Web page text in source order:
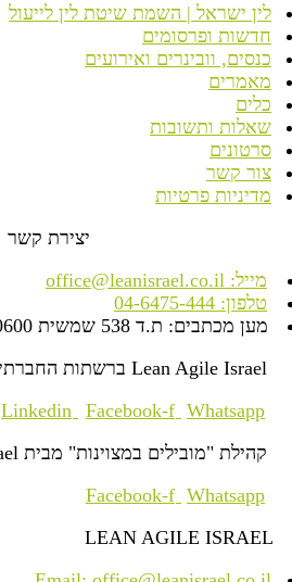
לין ישראל | השמת שיטת לין לייעול
חדשות ופרסומים
כנסים, וובינרים ואירועים
מאמרים
כלים
שאלות ותשובות
סרטונים
צור קשר
מדיניות פרטיות
יצירת קשר
מייל: office@leanisrael.co.il
טלפון: 04-6475-444
מען מכתבים: ת.ד 538 שמשית 1790600
Lean Agile Israel ברשתות החברתיות
Linkedin
Facebook-f Whatsapp
קהילת "מובילים במצוינות" מבית Lean Agile Israel
Facebook-f Whatsapp
LEAN AGILE ISRAEL